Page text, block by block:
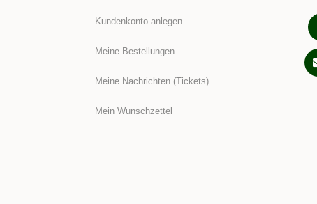
Kundenkonto anlegen
Meine Bestellungen
Meine Nachrichten (Tickets)
Mein Wunschzettel